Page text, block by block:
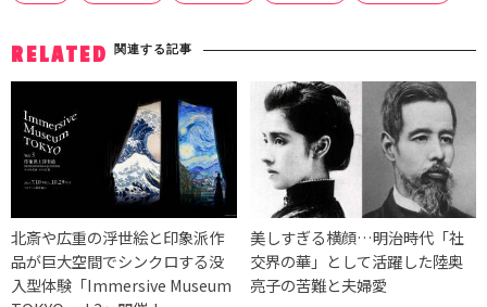
RELATED 関連する記事
北斎や広重の浮世絵と印象派作
品が巨大空間でシンクロする没
入型体験「Immersive Museum
美しすぎる横顔…明治時代「社
交界の華」として活躍した陸奥
亮子の苦難と夫婦愛